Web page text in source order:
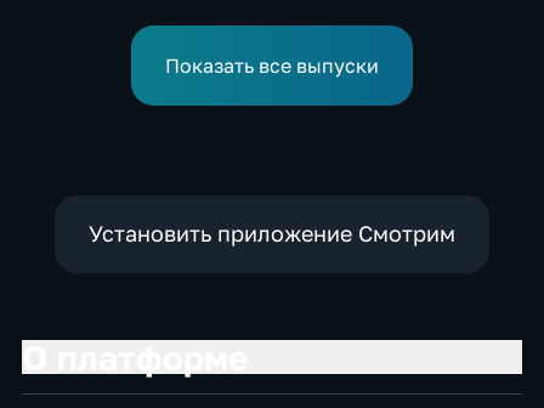
физкультурников с
профессиональнымПоказать все выпуски
Установить приложение Смотрим